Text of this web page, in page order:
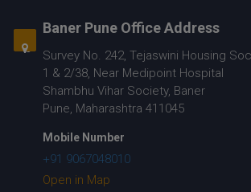
Baner Pune Office Address
Survey No. 242, Tejaswini Housing
1 & 2/38, Near Medipoint Hospital
Shambhu Vihar Society, Baner
Pune, Maharashtra 411045
Mobile Number
+91 9067048010
Open in Map